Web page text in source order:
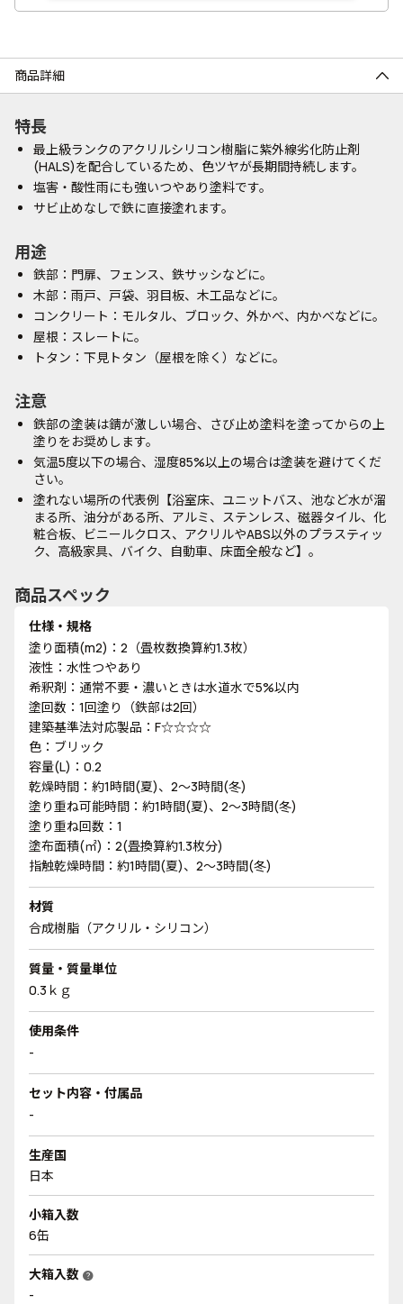
商品詳細
特長
最上級ランクのアクリルシリコン樹脂に紫外線劣化防止剤
(HALS)を配合しているため、色ツヤが長期間持続します。
塩害・酸性雨にも強いつやあり塗料です。
サビ止めなしで鉄に直接塗れます。
用途
鉄部：門扉、フェンス、鉄サッシなどに。
木部：雨戸、戸袋、羽目板、木工品などに。
コンクリート：モルタル、ブロック、外かべ、内かべなどに。
屋根：スレートに。
トタン：下見トタン（屋根を除く）などに。
注意
鉄部の塗装は錆が激しい場合、さび止め塗料を塗ってからの上
塗りをお奨めします。
気温5度以下の場合、湿度85%以上の場合は塗装を避けてくだ
さい。
塗れない場所の代表例【浴室床、ユニットバス、池など水が溜
まる所、油分がある所、アルミ、ステンレス、磁器タイル、化
粧合板、ビニールクロス、アクリルやABS以外のプラスティッ
ク、高級家具、バイク、自動車、床面全般など】。
商品スペック
仕様・規格
塗り面積(m2)：2（畳枚数換算約1.3枚）
液性：水性つやあり
希釈剤：通常不要・濃いときは水道水で5%以内
塗回数：1回塗り（鉄部は2回）
建築基準法対応製品：F☆☆☆☆
色：ブリック
容量(L)：0.2
乾燥時間：約1時間(夏)、2～3時間(冬)
塗り重ね可能時間：約1時間(夏)、2～3時間(冬)
塗り重ね回数：1
塗布面積(㎡)：2(畳換算約1.3枚分)
指触乾燥時間：約1時間(夏)、2～3時間(冬)
材質
合成樹脂（アクリル・シリコン）
質量・質量単位
0.3ｋｇ
使用条件
-
セット内容・付属品
-
生産国
日本
小箱入数
6缶
大箱入数 help
-